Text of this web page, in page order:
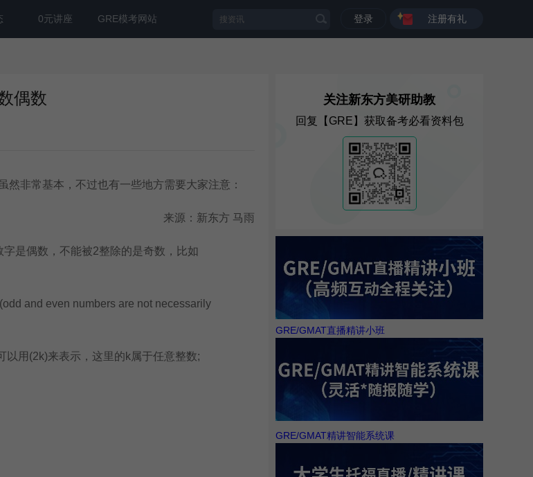
0元讲座 GRE模考网站 登录 注册有礼
偶数
非常基本，不过也有一些地方需要大家注意：
来源：新东方 马雨
是偶数，不能被2整除的是奇数，比如
and even numbers are not necessarily
用(2k)来表示，这里的k属于任意整数;
关注新东方美研助教
回复【GRE】获取备考必看资料包
GRE/GMAT直播精讲小班
GRE/GMAT精讲智能系统课